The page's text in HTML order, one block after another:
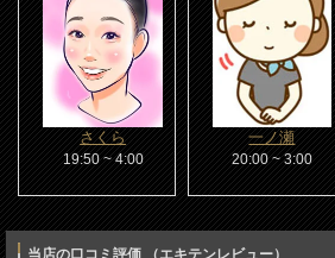
電話番号（必須）
メッセージ
メールアドレス
info@thubo.biz
URL
https://thubo.biz/
運営者名
宮田正晴
さくら
19:50 ~ 4:00
一ノ瀬
20:00 ~ 3:00